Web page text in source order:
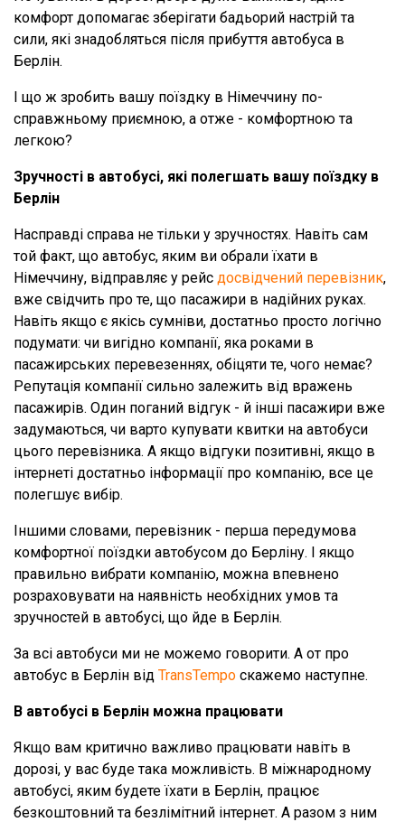
комфорт допомагає зберігати бадьорий настрій та
сили, які знадобляться після прибуття автобуса в
Берлін.
І що ж зробить вашу поїздку в Німеччину по-
справжньому приємною, а отже - комфортною та
легкою?
Зручності в автобусі, які полегшать вашу поїздку в
Берлін
Насправді справа не тільки у зручностях. Навіть сам
той факт, що автобус, яким ви обрали їхати в
Німеччину, відправляє у рейс досвідчений перевізник,
вже свідчить про те, що пасажири в надійних руках.
Навіть якщо є якісь сумніви, достатньо просто логічно
подумати: чи вигідно компанії, яка роками в
пасажирських перевезеннях, обіцяти те, чого немає?
Репутація компанії сильно залежить від вражень
пасажирів. Один поганий відгук - й інші пасажири вже
задумаються, чи варто купувати квитки на автобуси
цього перевізника. А якщо відгуки позитивні, якщо в
інтернеті достатньо інформації про компанію, все це
полегшує вибір.
Іншими словами, перевізник - перша передумова
комфортної поїздки автобусом до Берліну. І якщо
правильно вибрати компанію, можна впевнено
розраховувати на наявність необхідних умов та
зручностей в автобусі, що йде в Берлін.
За всі автобуси ми не можемо говорити. А от про
автобус в Берлін від TransTempo скажемо наступне.
В автобусі в Берлін можна працювати
Якщо вам критично важливо працювати навіть в
дорозі, у вас буде така можливість. В міжнародному
автобусі, яким будете їхати в Берлін, працює
безкоштовний та безлімітний інтернет. А разом з ним